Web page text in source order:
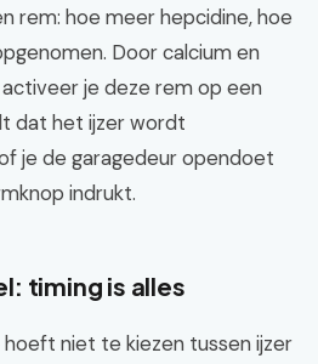
rem: hoe meer hepcidine, hoe
Door calcium en
je deze rem op een
dat het ijzer wordt
je de garagedeur opendoet
indrukt.
timing is alles
niet te kiezen tussen ijzer